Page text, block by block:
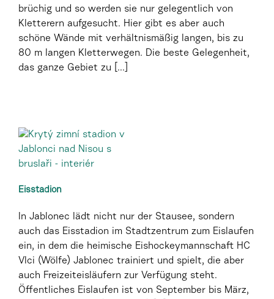
brüchig und so werden sie nur gelegentlich von
Kletterern aufgesucht. Hier gibt es aber auch
schöne Wände mit verhältnismäßig langen, bis zu
80 m langen Kletterwegen. Die beste Gelegenheit,
das ganze Gebiet zu [...]
Eisstadion
In Jablonec lädt nicht nur der Stausee, sondern
auch das Eisstadion im Stadtzentrum zum Eislaufen
ein, in dem die heimische Eishockeymannschaft HC
Vlci (Wölfe) Jablonec trainiert und spielt, die aber
auch Freizeiteisläufern zur Verfügung steht.
Öffentliches Eislaufen ist von September bis März,